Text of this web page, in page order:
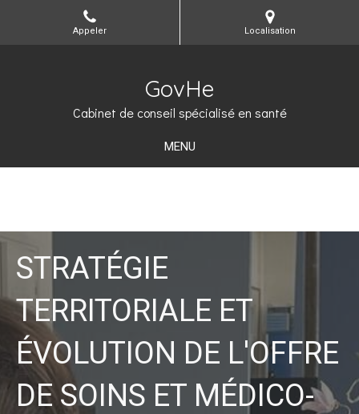
Appeler Localisation
GovHe
Cabinet de conseil spécialisé en santé
MENU
STRATÉGIE
TERRITORIALE ET
ÉVOLUTION DE L'OFFRE
DE SOINS ET MÉDICO-